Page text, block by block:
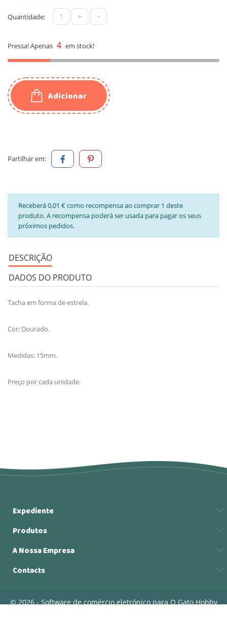
Quantidade: + -
Pressa! Apenas 4 em stock!
Adicionar
Partilhar em:
Receberá 0,01 € como recompensa ao comprar 1 deste
produto. A recompensa poderá ser usada para pagar os seus
próximos pedidos.
DESCRIÇÃO
DADOS DO PRODUTO
Tacha em forma de estrela.
Cor: Dourado.
Medidas: 15mm.
Preço por cada unidade.
Expediente
Produtos
A Nossa Empresa
Contacts
© 2026 - Software de comércio eletrónico para O Gato Hobby